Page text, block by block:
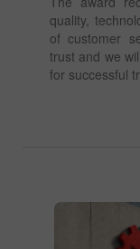
quality,
of customer
trust and we
for successful